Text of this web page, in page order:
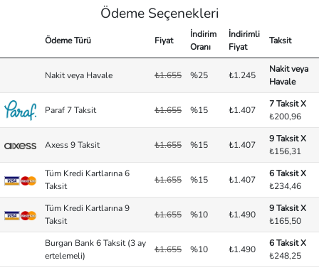
Ödeme Seçenekleri
Ödeme Türü Fiyat
İndirim
Oranı
İndirimli
Fiyat
Taksit
Nakit veya Havale ₺1.655 %25 ₺1.245
Nakit veya
Havale
Paraf 7 Taksit ₺1.655 %15 ₺1.407
7 Taksit X
₺200,96
Axess 9 Taksit ₺1.655 %15 ₺1.407
9 Taksit X
₺156,31
Tüm Kredi Kartlarına 6
Taksit
₺1.655 %15 ₺1.407
6 Taksit X
₺234,46
Tüm Kredi Kartlarına 9
Taksit
₺1.655 %10 ₺1.490
9 Taksit X
₺165,50
Burgan Bank 6 Taksit (3 ay
ertelemeli)
₺1.655 %10 ₺1.490
6 Taksit X
₺248,25